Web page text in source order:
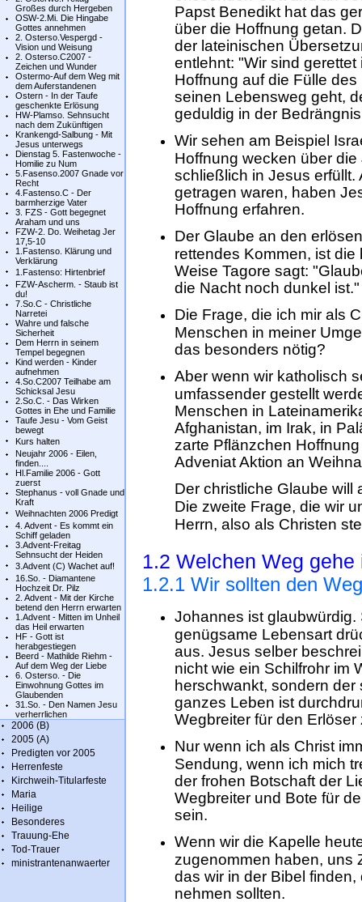
Großes durch Hergeben
OSW-2.Mi. Die Hingabe
Gottes annehmen
2. Osterso.Vespergd -
Vision und Weisung
2. Osterso.C2007 -
Zeichen und Wunder
Ostermo-Auf dem Weg mit
dem Auferstandenen
Ostern - In der Taufe
geschenkte Erlösung
HW-Plamso. Sehnsucht
nach dem Zukünftigen
Krankengd-Salbung - Mit
Jesus unterwegs
Dienstag 5. Fastenwoche -
Homilie zu Num
5.Fasenso.2007 Gnade vor
Recht
4.Fastenso.C - Der
barmherzige Vater
3. FZS - Gott begegnet
Araham und uns
FZW-2. Do. Weihetag Jer
17,5-10
1.Fastenso. Klärung und
Verklärung
1.Fastenso: Hirtenbrief
FZW-Ascherm. - Staub ist
du!
7.So.C - Christliche
Narretei
Wahre und falsche
Sicherheit
Dem Herrn in seinem
Tempel begegnen
Kind werden - Kinder
aufnehmen
4.So.C2007 Teilhabe am
Schicksal Jesu
2.So.C. - Das Wirken
Gottes in Ehe und Familie
Taufe Jesu - Vom Geist
bewegt
Kurs halten
Neujahr 2006 - Eilen,
finden....
Hl.Familie 2006 - Gott
zuerst
Stephanus - voll Gnade und
Kraft
Weihnachten 2006 Predigt
4. Advent - Es kommt ein
Schiff geladen
3.Advent-Freitag
Sehnsucht der Heiden
3.Advent (C) Wachet auf!
16.So. - Diamantene
Hochzeit Dr. Pilz
2. Advent - Mit der Kirche
betend den Herrn erwarten
1.Advent - Mitten im Unheil
das Heil erwarten
HF - Gott ist
herabgestiegen
Beerd - Mathilde Riehm -
Auf dem Weg der Liebe
6. Osterso. - Die
Einwohnung Gottes im
Glaubenden
31.So. - Den Namen Jesu
verherrlichen
2006 (B)
2005 (A)
Predigten vor 2005
Herrenfeste
Kirchweih-Titularfeste
Maria
Heilige
Besonderes
Trauung-Ehe
Tod-Trauer
ministrantenanwaerter
Papst Benedikt hat das
über die Hoffnung getan.
der lateinischen
entlehnt: "Wir sind
Hoffnung auf die Fülle
seinen Lebensweg geht,
geduldig in der
Wir sehen am Beispiel
Hoffnung wecken über
schließlich in Jesus erfüllt.
getragen waren, haben
Hoffnung erfahren.
Der Glaube an den
rettendes Kommen, ist
Weise Tagore sagt:
die Nacht noch dunkel ist."
Die Frage, die ich mir als
Menschen in meiner
das besonders nötig?
Aber wenn wir katholisch
umfassender gestellt
Menschen in
Afghanistan, im Irak, in
zarte Pflänzchen
Adveniat Aktion an
Der christliche Glaube will
Die zweite Frage, die wir
Herrn, also als Christen
1.2 Welchen Weg gehe
1.2.1 Wir sollten den
Johannes ist
genügsame Lebensart
aus. Jesus selber
nicht wie ein Schilfrohr im
herschwankt, sondern
ganzes Leben ist
Wegbreiter für den Erlöser
Nur wenn ich als Christ
Sendung, wenn ich mich
der frohen Botschaft der
Wegbreiter und Bote für
sein.
Wenn wir die Kapelle
zugenommen haben, uns
das wir in der Bibel
nehmen sollten.